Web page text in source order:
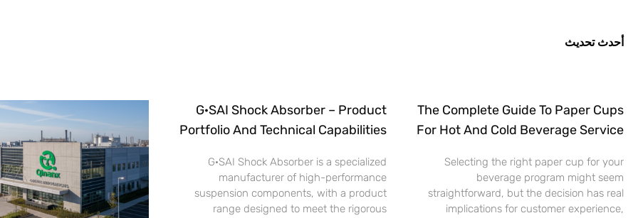
أحدث تحديث
The Complete Guide To Paper Cups
For Hot And Cold Beverage Service
Selecting the right paper cup for your
beverage program might seem
straightforward, but the decision has real
implications for customer experience,
G·SAI Shock Absorber – Product
Portfolio And Technical Capabilities
G·SAI Shock Absorber is a specialized
manufacturer of high-performance
suspension components, with a product
range designed to meet the rigorous